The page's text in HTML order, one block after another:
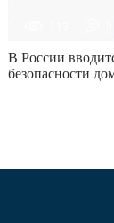
В России
безопасности